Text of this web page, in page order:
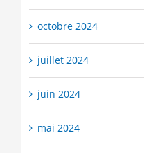
octobre 2024
juillet 2024
juin 2024
mai 2024